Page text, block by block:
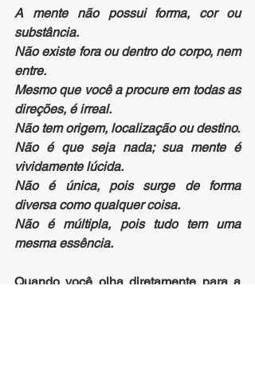
A mente não possui forma, cor ou
substância.
Não existe fora ou dentro do corpo, nem
entre.
Mesmo que você a procure em todas as
direções, é irreal.
Não tem origem, localização ou destino.
Não é que seja nada; sua mente é
vividamente lúcida.
Não é única, pois surge de forma
diversa como qualquer coisa.
Não é múltipla, pois tudo tem uma
mesma essência.
Quando você olha diretamente para a